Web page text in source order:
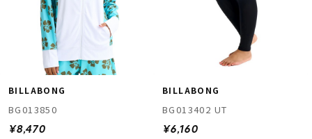
BILLABONG
BG013850
¥8,470
BILLABONG
BG013402 UT
¥6,160